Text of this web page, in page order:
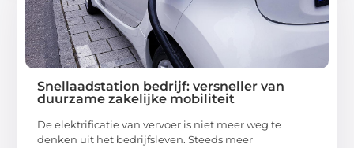
Snellaadstation bedrijf: versneller van
duurzame zakelijke mobiliteit
De elektrificatie van vervoer is niet meer weg te
denken uit het bedrijfsleven. Steeds meer